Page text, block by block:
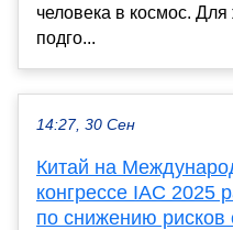
человека в космос.
подго...
14:27, 30 Сен
Китай на
конгрессе IAC 2025
по снижению рисков